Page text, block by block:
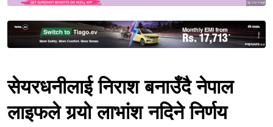
Sponsored
Sponsored
सेयरधनीलाई निराश बनाउँदै नेपाल
लाइफले गर्‍यो लाभांश नदिने निर्णय